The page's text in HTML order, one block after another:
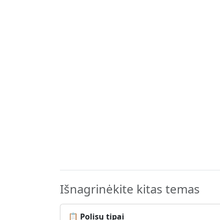
Išnagrinėkite kitas temas
📋 Polisų tipai